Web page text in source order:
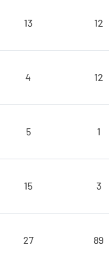
13 12
4 12
5 1
15 3
27 89